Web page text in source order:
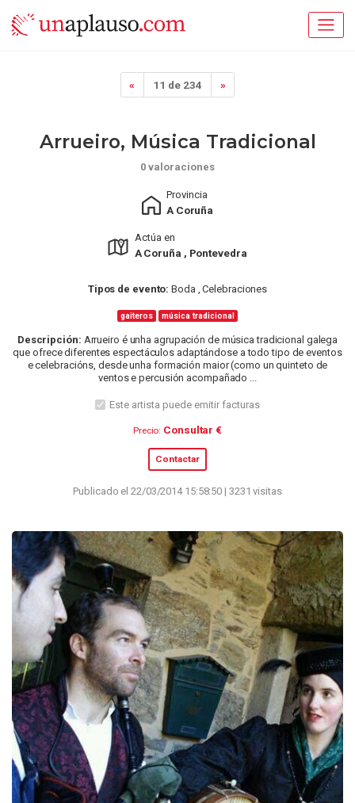
« 11 de 234 »
Arrueiro, Música Tradicional
0 valoraciones
Provincia
A Coruña
Actúa en
A Coruña , Pontevedra
Tipos de evento: Boda , Celebraciones
gaiteros música tradicional
Descripción: Arrueiro é unha agrupación de música tradicional galega
que ofrece diferentes espectáculos adaptándose a todo tipo de eventos
e celebracións, desde unha formación maior (como un quinteto de
ventos e percusión acompañado ...
Este artista puede emitir facturas
Precio: Consultar €
Contactar
Publicado el 22/03/2014 15:58:50 | 3231 visitas